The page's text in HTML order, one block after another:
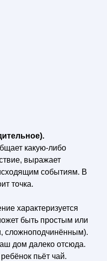
какую-либо
выражает
событиям. В
точка.
характеризуется
быть простым или
сложноподчинённым).
дом далеко отсюда.
пьёт чай.